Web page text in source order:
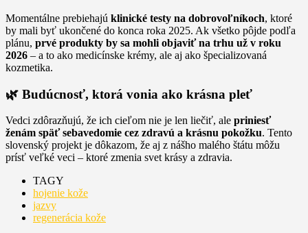
Momentálne prebiehajú klinické testy na dobrovoľníkoch, ktoré
by mali byť ukončené do konca roka 2025. Ak všetko pôjde podľa
plánu, prvé produkty by sa mohli objaviť na trhu už v roku
2026 – a to ako medicínske krémy, ale aj ako špecializovaná
kozmetika.
🌿 Budúcnosť, ktorá vonia ako krásna pleť
Vedci zdôrazňujú, že ich cieľom nie je len liečiť, ale priniesť
ženám späť sebavedomie cez zdravú a krásnu pokožku. Tento
slovenský projekt je dôkazom, že aj z nášho malého štátu môžu
prísť veľké veci – ktoré zmenia svet krásy a zdravia.
TAGY
hojenie kože
jazvy
regenerácia kože